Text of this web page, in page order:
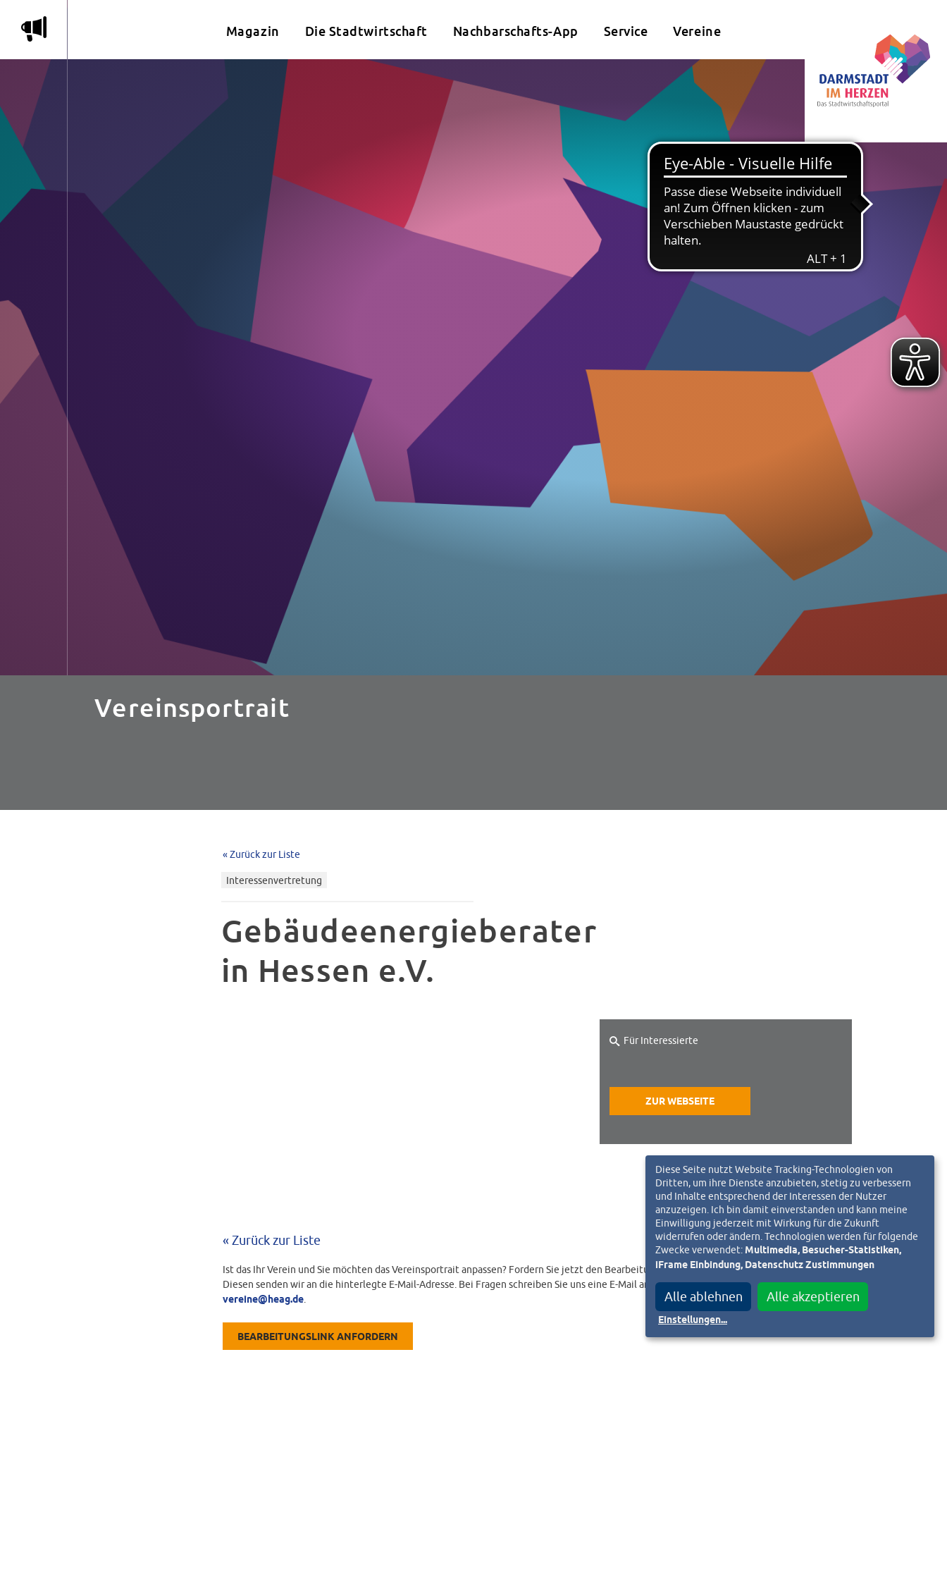
m Magazin Die Stadtwirtschaft Nachbarschafts-App Service Vereine
Vereinsportrait
« Zurück zur Liste
Interessenvertretung
Gebäudeenergieberater
in Hessen e.V.
Für Interessierte
ZUR WEBSEITE
« Zurück zur Liste
Ist das Ihr Verein und Sie möchten das Vereinsportrait anpassen? Fordern Sie jetzt den Bearbeitungslink an.
Diesen senden wir an die hinterlegte E-Mail-Adresse. Bei Fragen schreiben Sie uns eine E-Mail an
vereine@heag.de.
BEARBEITUNGSLINK ANFORDERN
Diese Seite nutzt Website Tracking-Technologien von
Dritten, um ihre Dienste anzubieten, stetig zu verbessern
und Inhalte entsprechend der Interessen der Nutzer
anzuzeigen. Ich bin damit einverstanden und kann meine
Einwilligung jederzeit mit Wirkung für die Zukunft
widerrufen oder ändern. Technologien werden für folgende
Zwecke verwendet:Multimedia, Besucher-Statistiken,
iFrame Einbindung, Datenschutz Zustimmungen
Alle ablehnen Alle akzeptieren
Einstellungen...